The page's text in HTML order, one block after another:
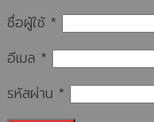
ชื่อผู้ใช้ *
อีเมล *
รหัสผ่าน *